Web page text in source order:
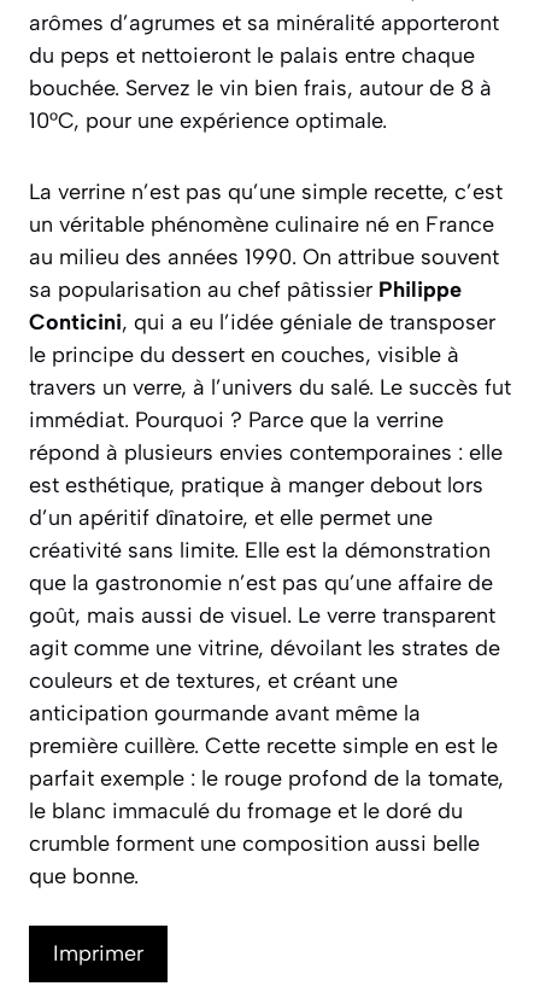
arômes d’agrumes et sa minéralité apporteront
du peps et nettoieront le palais entre chaque
bouchée. Servez le vin bien frais, autour de 8 à
10°C, pour une expérience optimale.
La verrine n’est pas qu’une simple recette, c’est
un véritable phénomène culinaire né en France
au milieu des années 1990. On attribue souvent
sa popularisation au chef pâtissier Philippe
Conticini, qui a eu l’idée géniale de transposer
le principe du dessert en couches, visible à
travers un verre, à l’univers du salé. Le succès fut
immédiat. Pourquoi ? Parce que la verrine
répond à plusieurs envies contemporaines : elle
est esthétique, pratique à manger debout lors
d’un apéritif dînatoire, et elle permet une
créativité sans limite. Elle est la démonstration
que la gastronomie n’est pas qu’une affaire de
goût, mais aussi de visuel. Le verre transparent
agit comme une vitrine, dévoilant les strates de
couleurs et de textures, et créant une
anticipation gourmande avant même la
première cuillère. Cette recette simple en est le
parfait exemple : le rouge profond de la tomate,
le blanc immaculé du fromage et le doré du
crumble forment une composition aussi belle
que bonne.
Imprimer